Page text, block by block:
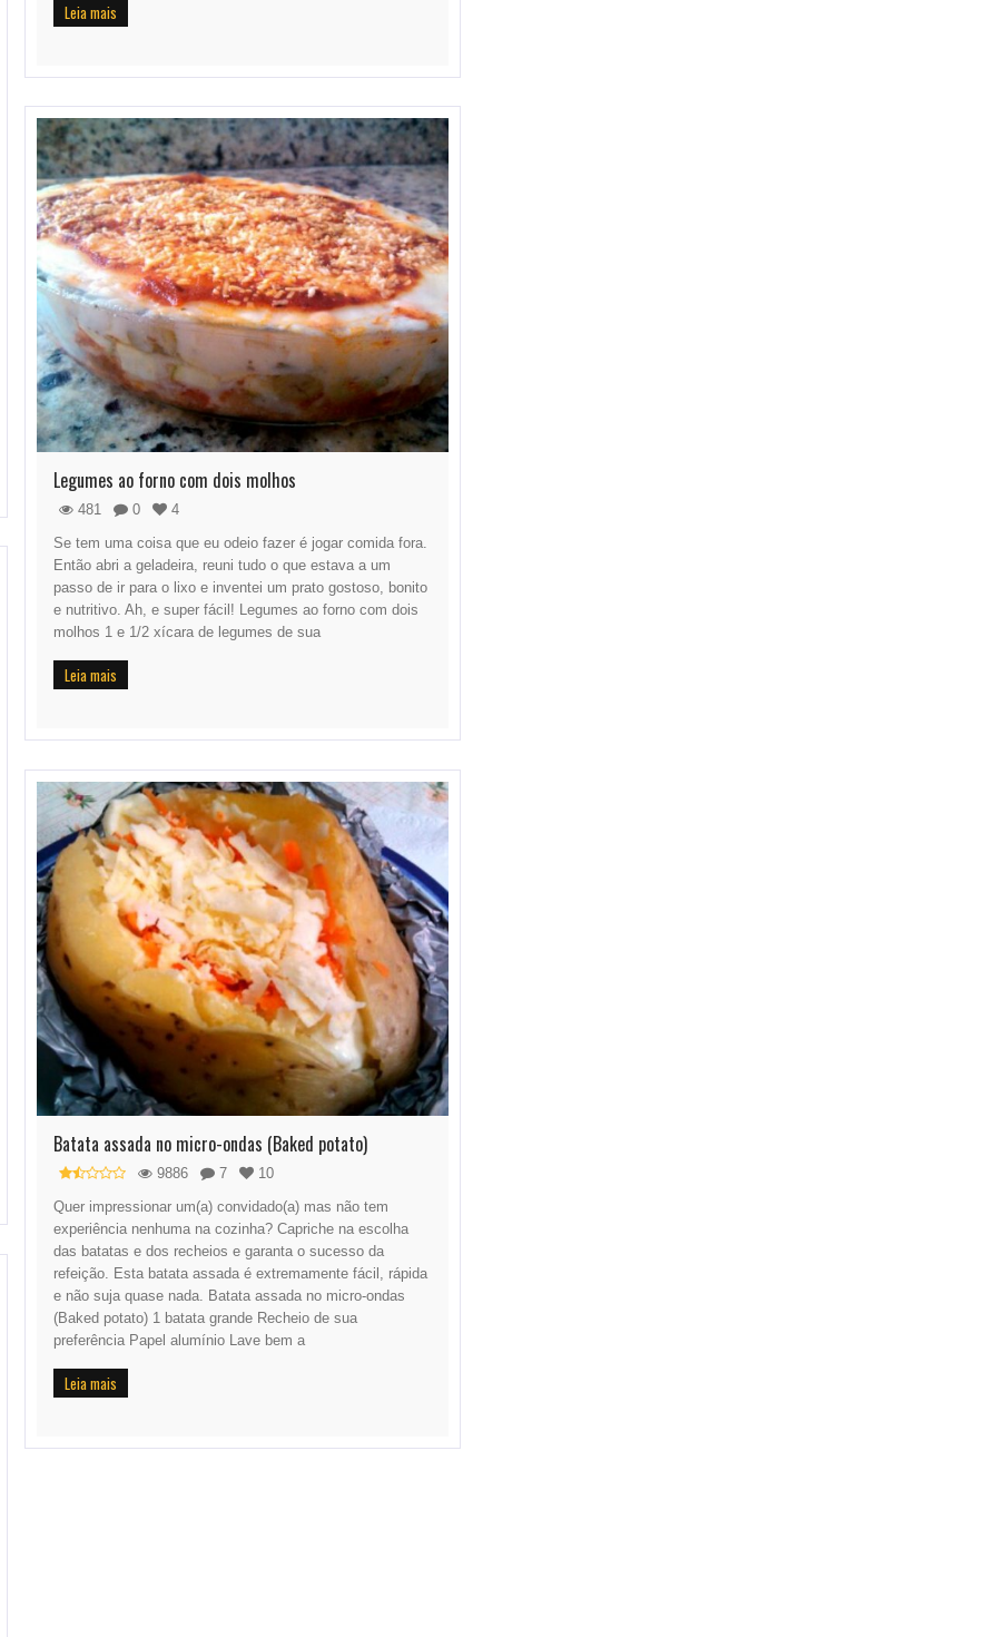
Leia mais
Legumes ao forno com dois molhos
481 0
4
Se tem uma coisa que eu odeio fazer é jogar comida fora.
Então abri a geladeira, reuni tudo o que estava a um
passo de ir para o lixo e inventei um prato gostoso, bonito
e nutritivo. Ah, e super fácil! Legumes ao forno com dois
molhos 1 e 1/2 xícara de legumes de sua
Leia mais
Batata assada no micro-ondas (Baked potato)
9886 7
10
Quer impressionar um(a) convidado(a) mas não tem
experiência nenhuma na cozinha? Capriche na escolha
das batatas e dos recheios e garanta o sucesso da
refeição. Esta batata assada é extremamente fácil, rápida
e não suja quase nada. Batata assada no micro-ondas
(Baked potato) 1 batata grande Recheio de sua
preferência Papel alumínio Lave bem a
Leia mais